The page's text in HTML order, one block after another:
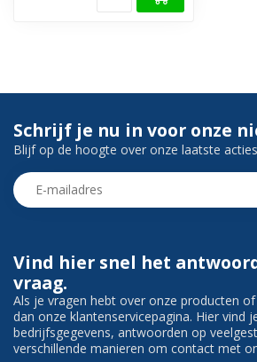
Vind hier snel het
vraag.
Als je vragen hebt over onze producten
dan onze klantenservicepagina. Hier vind
bedrijfsgegevens, antwoorden op
verschillende manieren om contact met
Schrijf je nu in voor onze
Blijf op de hoogte over onze laatste acties